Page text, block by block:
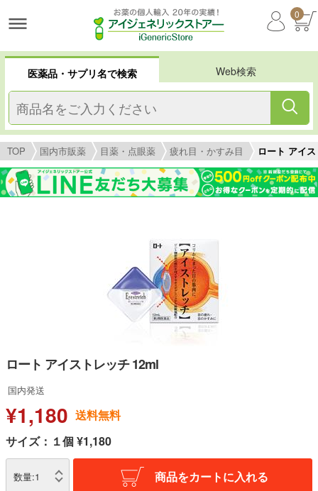
0
医薬品・サプリ名で検索 Web検索
TOP 国内市販薬 目薬・点眼薬 疲れ目・かすみ目 ロート アイ
ロート アイストレッチ 12ml
国内発送
¥1,180 送料無料
サイズ：１個 ¥1,180
数量:1 商品をカートに入れる